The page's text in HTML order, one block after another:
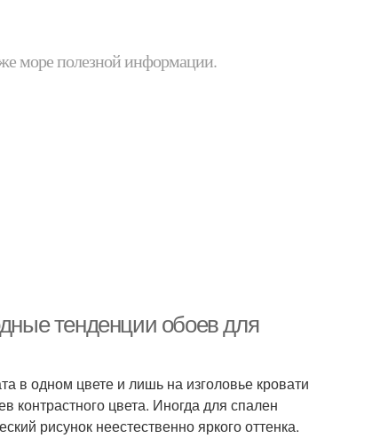
море полезной информации.
тенденции обоев для
в одном цвете и лишь на изголовье кровати
контрастного цвета. Иногда для спален
рисунок неестественно яркого оттенка.